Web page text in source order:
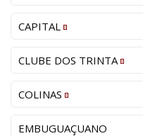
CAPITAL
CLUBE DOS TRINTA
COLINAS
EMBUGUAÇUANO